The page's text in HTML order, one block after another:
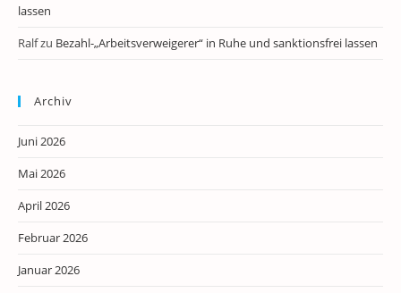
lassen
Ralfzu Bezahl-„Arbeitsverweigerer“ in Ruhe und sanktionsfrei lassen
Archiv
Juni 2026
Mai 2026
April 2026
Februar 2026
Januar 2026